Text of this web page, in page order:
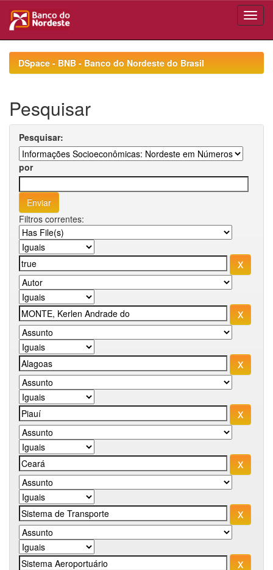
navigationDSpace - BNB - Banco do Nordeste do Brasil
Pesquisar
Pesquisar:
por
Filtros correntes: